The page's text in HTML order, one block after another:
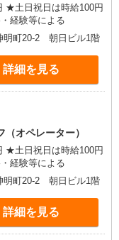
経験等による
明町20-2 朝日ビル1階
詳細を見る
オペレーター）
経験等による
明町20-2 朝日ビル1階
詳細を見る